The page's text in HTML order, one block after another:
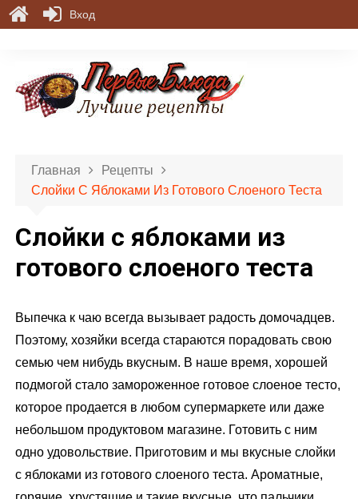
Главная
Рецепты
Слойки С Яблоками Из Готового Слоеного Теста
Слойки с яблоками из
готового слоеного теста
Выпечка к чаю всегда вызывает радость домочадцев.
Поэтому, хозяйки всегда стараются порадовать свою
семью чем нибудь вкусным. В наше время, хорошей
подмогой стало замороженное готовое слоеное тесто,
которое продается в любом супермаркете или даже
небольшом продуктовом магазине. Готовить с ним
одно удовольствие. Приготовим и мы вкусные слойки
с яблоками из готового слоеного теста. Ароматные,
Вход